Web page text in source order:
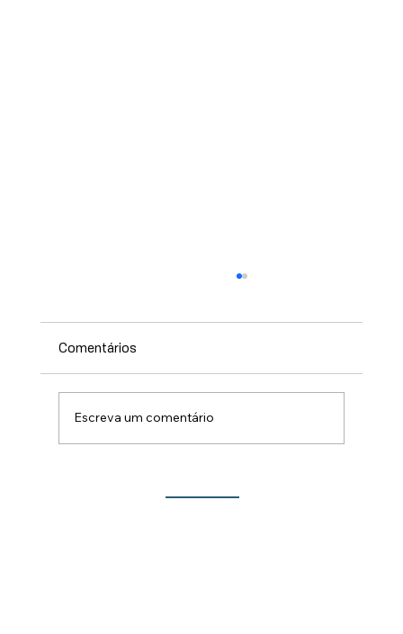
Santuário do Rocio
Comentários
Escreva um comentário